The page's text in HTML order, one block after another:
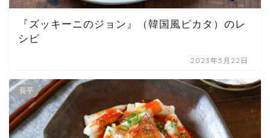
『ズッキーニのジョン』（韓国風ピカタ）のレ
シピ
2023年5月22日
長芋